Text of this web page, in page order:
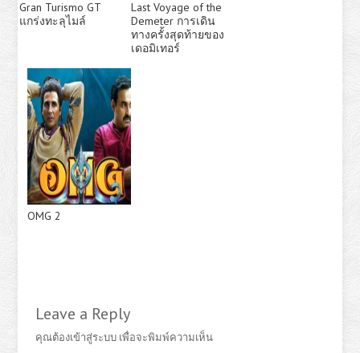
Gran Turismo GT
แกร่งทะลุไมล์
Last Voyage of the
Demeter การเดิน
ทางครั้งสุดท้ายของ
เดอมิเทอร์
OMG 2
Leave a Reply
คุณต้องเข้าสู่ระบบ เพื่อจะพิมพ์ความเห็น